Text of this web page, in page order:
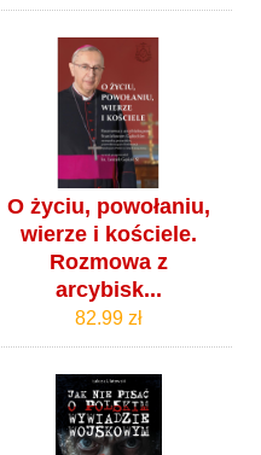
O życiu, powołaniu,
wierze i kościele.
Rozmowa z
arcybisk...
82.99 zł